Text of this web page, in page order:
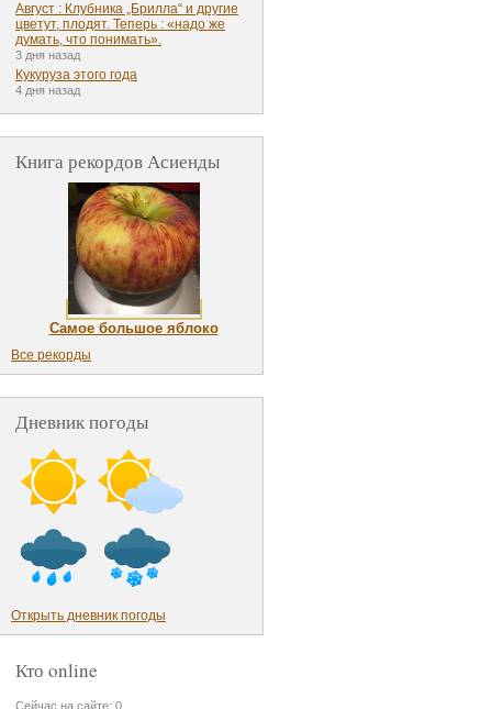
Август : Клубника „Брилла“ и другие
цветут, плодят. Теперь : «надо же
думать, что понимать».
3 дня назад
Кукуруза этого года
4 дня назад
Книга рекордов Асиенды
Самое большое яблоко
Все рекорды
Дневник погоды
Открыть дневник погоды
Кто online
Сейчас на сайте: 0